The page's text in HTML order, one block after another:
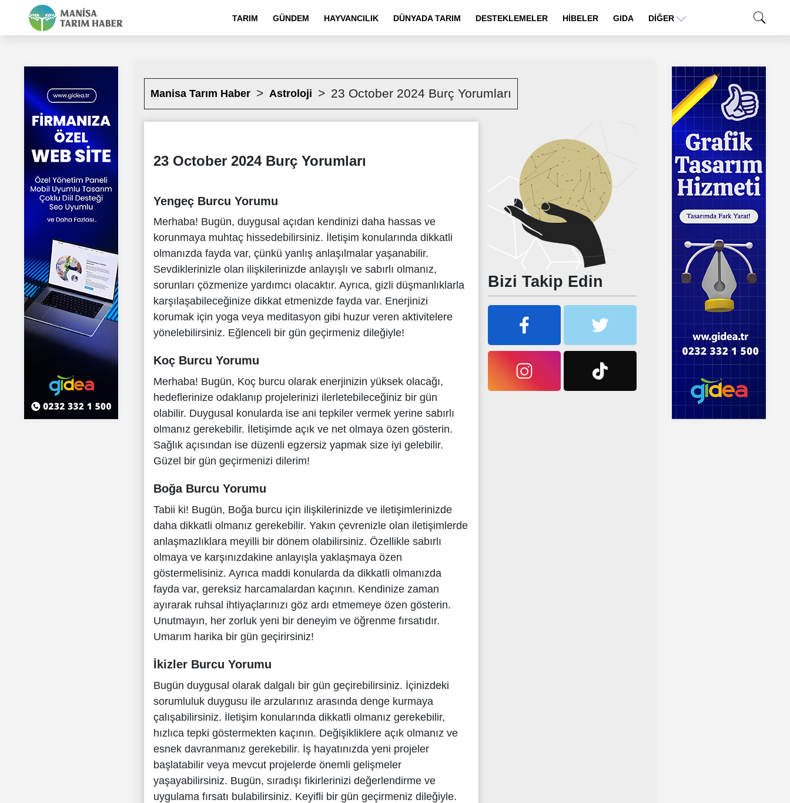
TARIM GÜNDEM HAYVANCILIK DÜNYADA TARIM DESTEKLEMELER HİBELER GIDA DIĞER
Manisa Tarım Haber Astroloji 23 October 2024 Burç Yorumları
23 October 2024 Burç Yorumları
Yengeç Burcu Yorumu
Merhaba! Bugün, duygusal açıdan kendinizi daha hassas ve
korunmaya muhtaç hissedebilirsiniz. İletişim konularında dikkatli
olmanızda fayda var, çünkü yanlış anlaşılmalar yaşanabilir.
Sevdiklerinizle olan ilişkilerinizde anlayışlı ve sabırlı olmanız,
sorunları çözmenize yardımcı olacaktır. Ayrıca, gizli düşmanlıklarla
karşılaşabileceğinize dikkat etmenizde fayda var. Enerjinizi
korumak için yoga veya meditasyon gibi huzur veren aktivitelere
yönelebilirsiniz. Eğlenceli bir gün geçirmeniz dileğiyle!
Koç Burcu Yorumu
Merhaba! Bugün, Koç burcu olarak enerjinizin yüksek olacağı,
hedeflerinize odaklanıp projelerinizi ilerletebileceğiniz bir gün
olabilir. Duygusal konularda ise ani tepkiler vermek yerine sabırlı
olmanız gerekebilir. İletişimde açık ve net olmaya özen gösterin.
Sağlık açısından ise düzenli egzersiz yapmak size iyi gelebilir.
Güzel bir gün geçirmenizi dilerim!
Boğa Burcu Yorumu
Tabii ki! Bugün, Boğa burcu için ilişkilerinizde ve iletişimlerinizde
daha dikkatli olmanız gerekebilir. Yakın çevrenizle olan iletişimlerde
anlaşmazlıklara meyilli bir dönem olabilirsiniz. Özellikle sabırlı
olmaya ve karşınızdakine anlayışla yaklaşmaya özen
göstermelisiniz. Ayrıca maddi konularda da dikkatli olmanızda
fayda var, gereksiz harcamalardan kaçının. Kendinize zaman
ayırarak ruhsal ihtiyaçlarınızı göz ardı etmemeye özen gösterin.
Unutmayın, her zorluk yeni bir deneyim ve öğrenme fırsatıdır.
Umarım harika bir gün geçirirsiniz!
İkizler Burcu Yorumu
Bugün duygusal olarak dalgalı bir gün geçirebilirsiniz. İçinizdeki
sorumluluk duygusu ile arzularınız arasında denge kurmaya
çalışabilirsiniz. İletişim konularında dikkatli olmanız gerekebilir,
hızlıca tepki göstermekten kaçının. Değişikliklere açık olmanız ve
esnek davranmanız gerekebilir. İş hayatınızda yeni projeler
başlatabilir veya mevcut projelerde önemli gelişmeler
yaşayabilirsiniz. Bugün, sıradışı fikirlerinizi değerlendirme ve
uygulama fırsatı bulabilirsiniz. Keyifli bir gün geçirmeniz dileğiyle.
Bizi Takip Edin